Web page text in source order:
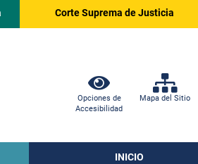
Corte Suprema de Justicia
Opciones de
Accesibilidad
Mapa del Sitio
INICIO